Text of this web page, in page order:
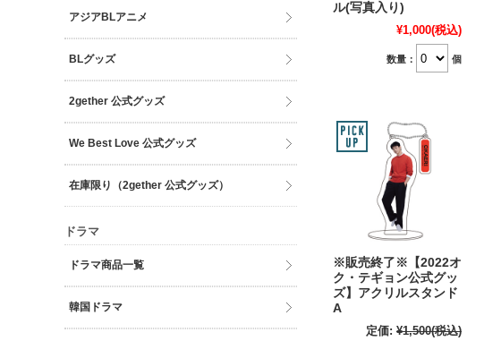
ル(写真入り)
¥1,000(税込)
数量： 個
※販売終了※【2022オ
ク・テギョン公式グッ
ズ】アクリルスタンド
A
定価: ¥1,500(税込)
アジアBLアニメ
BLグッズ
2gether 公式グッズ
We Best Love 公式グッズ
在庫限り（2gether 公式グッズ）
ドラマ
ドラマ商品一覧
韓国ドラマ